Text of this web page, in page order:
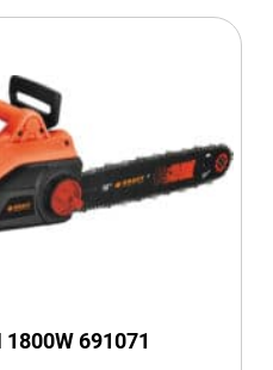
691071